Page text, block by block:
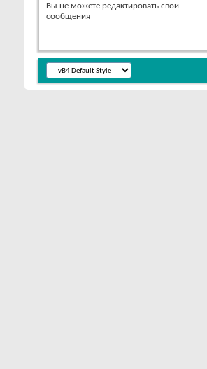
Вы не можете редактировать свои
сообщения